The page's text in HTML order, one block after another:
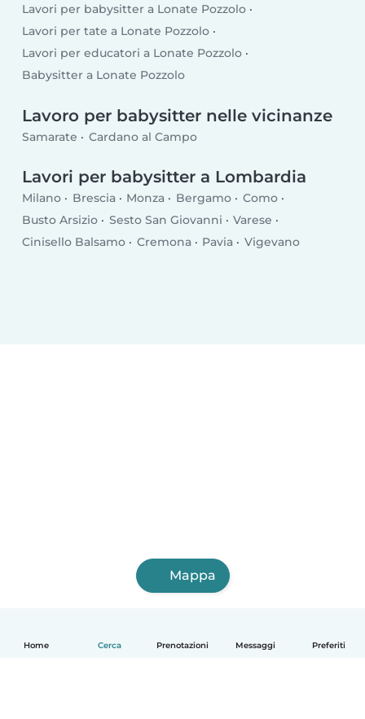
Home Cerca Prenotazioni Messaggi Preferiti
Lavori per babysitter a Lonate Pozzolo
Lavori per tate a Lonate Pozzolo
Lavori per educatori a Lonate Pozzolo
Babysitter a Lonate Pozzolo
Lavoro per babysitter nelle vicinanze
Samarate Cardano al Campo
Lavori per babysitter a Lombardia
Milano Brescia Monza Bergamo
Como
Busto Arsizio
Sesto San Giovanni
Varese
Cinisello Balsamo
Cremona Pavia Vigevano
Mappa